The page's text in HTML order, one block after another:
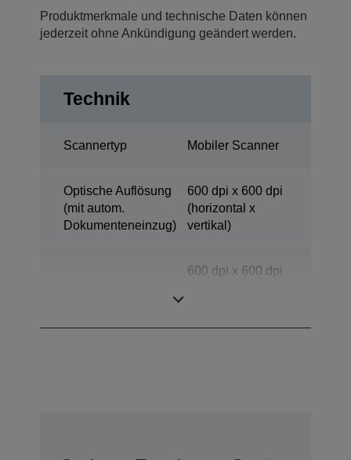
Produktmerkmale und technische Daten können
jederzeit ohne Ankündigung geändert werden.
Technik
Scannertyp Mobiler Scanner
Optische Auflösung
(mit autom.
Dokumenteneinzug)
600 dpi x 600 dpi
(horizontal x
vertikal)
600 dpi x 600 dpi